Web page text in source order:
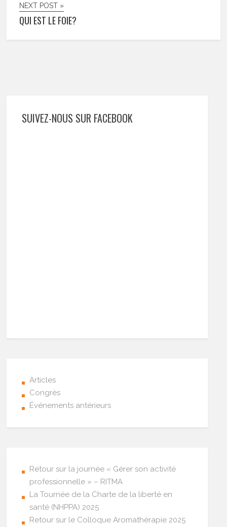
NEXT POST »
QUI EST LE FOIE?
SUIVEZ-NOUS SUR FACEBOOK
Articles
Congrès
Événements antérieurs
Retour sur la journée « Gérer son activité
professionnelle » – RITMA
La Tournée de la Charte de la liberté en
santé (NHPPA) 2025
Retour sur le Colloque Aromathérapie 2025